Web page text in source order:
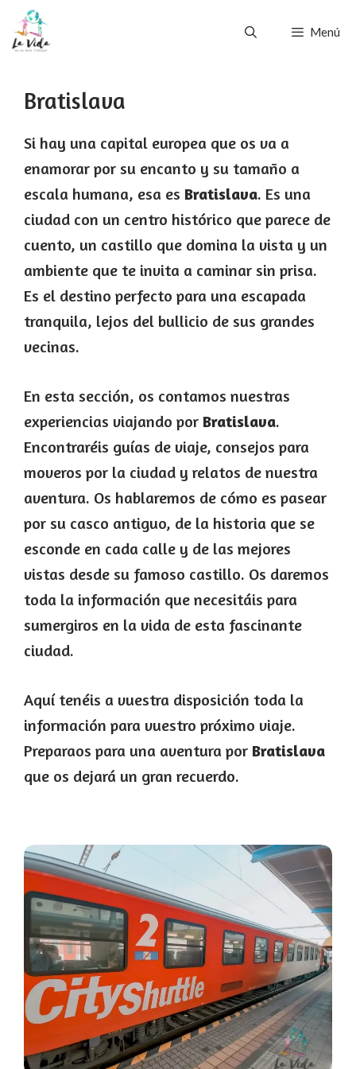
Saltar
Menú
Bratislava
Si hay una capital europea que os va a
enamorar por su encanto y su tamaño a
escala humana, esa es Bratislava. Es una
ciudad con un centro histórico que parece de
cuento, un castillo que domina la vista y un
ambiente que te invita a caminar sin prisa.
Es el destino perfecto para una escapada
tranquila, lejos del bullicio de sus grandes
vecinas.
En esta sección, os contamos nuestras
experiencias viajando por Bratislava.
Encontraréis guías de viaje, consejos para
moveros por la ciudad y relatos de nuestra
aventura. Os hablaremos de cómo es pasear
por su casco antiguo, de la historia que se
esconde en cada calle y de las mejores
vistas desde su famoso castillo. Os daremos
toda la información que necesitáis para
sumergiros en la vida de esta fascinante
ciudad.
Aquí tenéis a vuestra disposición toda la
información para vuestro próximo viaje.
Preparaos para una aventura por Bratislava
que os dejará un gran recuerdo.